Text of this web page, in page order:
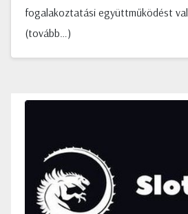
fogalakoztatási együttműködést
(tovább…)